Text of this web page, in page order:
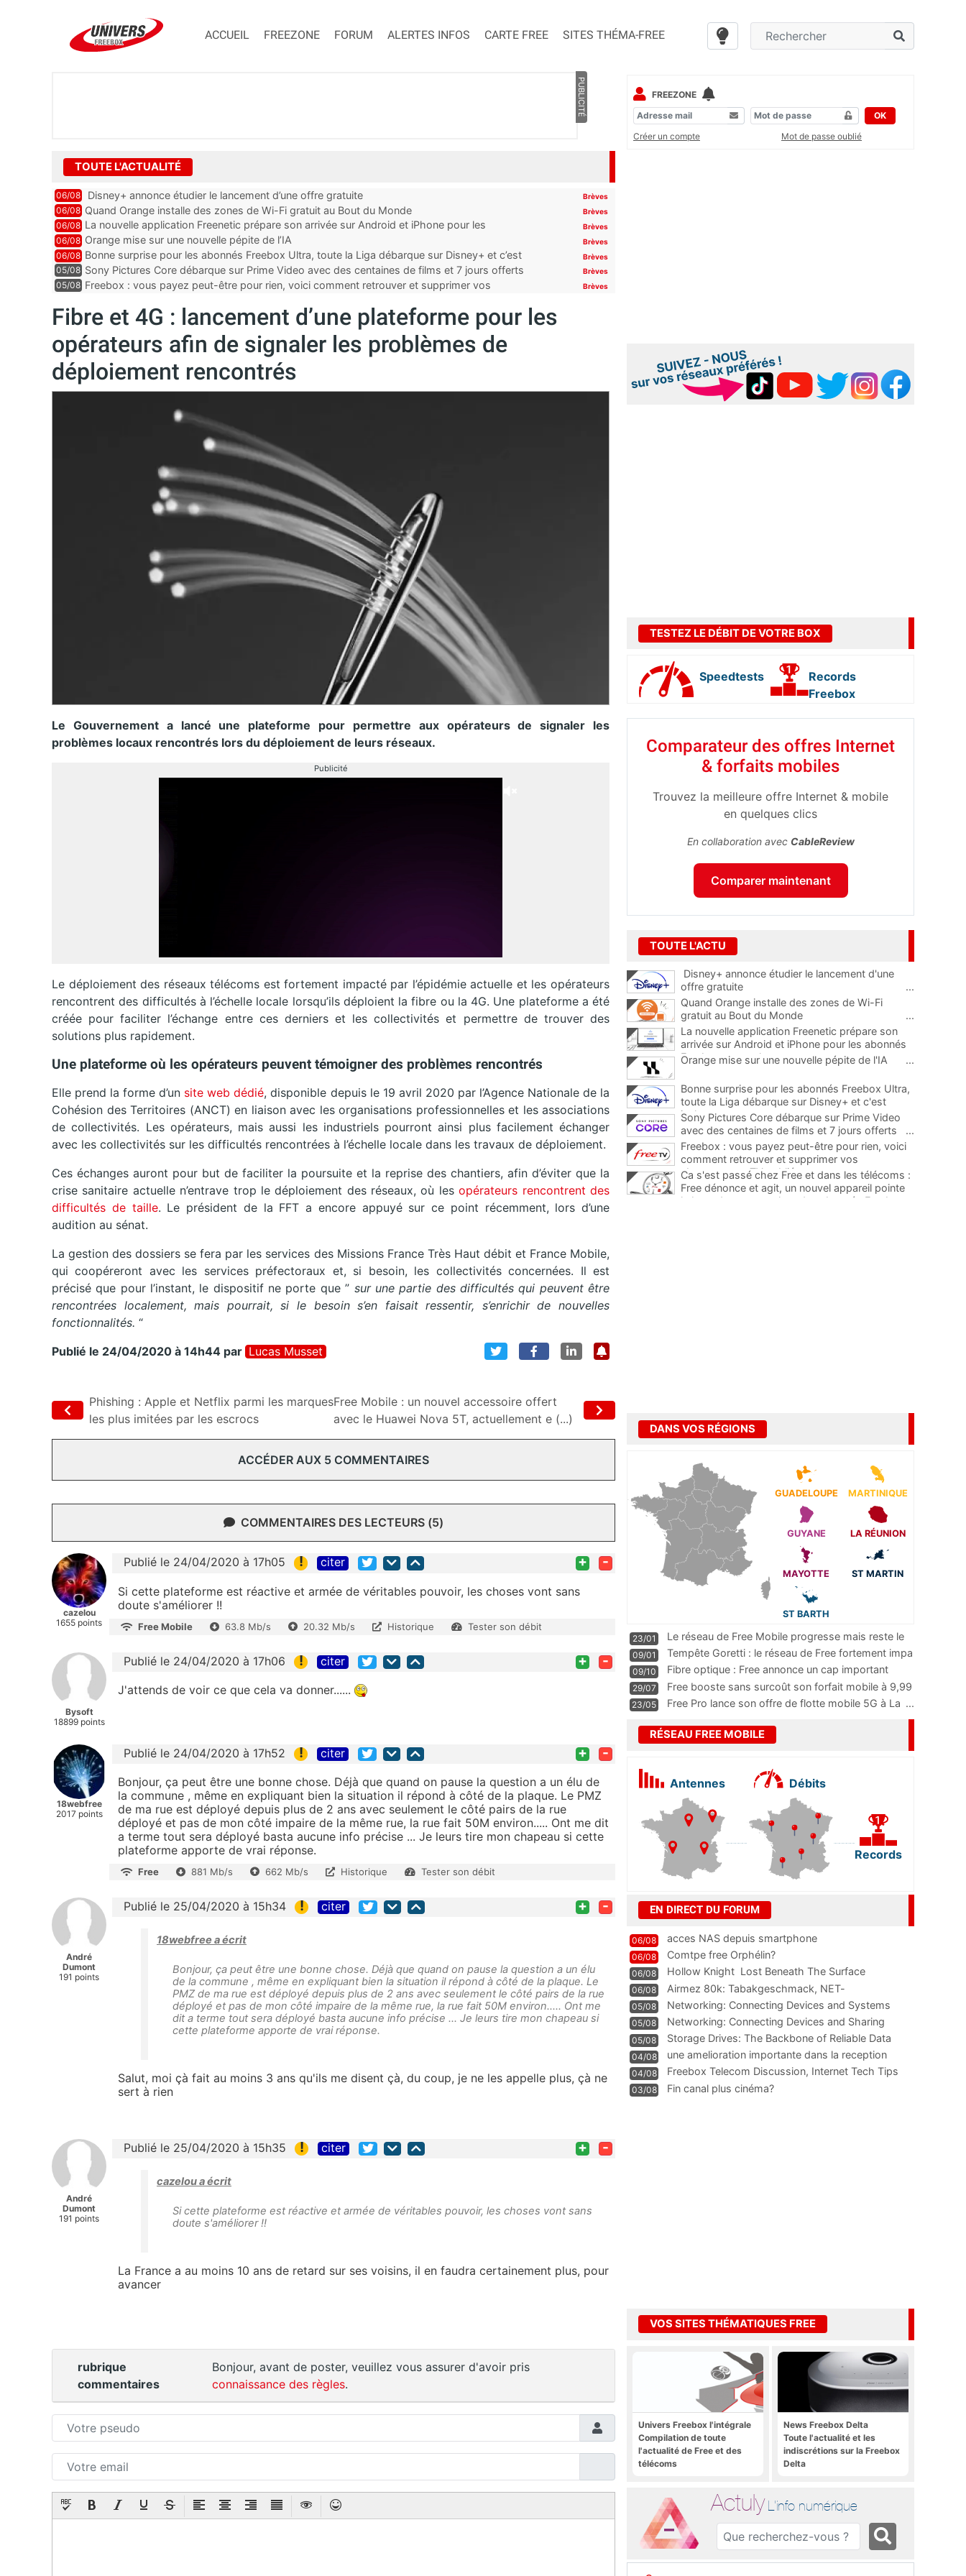
ACCUEIL FREEZONE FORUM ALERTES INFOS CARTE FREE SITES THÉMA-FREE
PUBLICITÉ
TOUTE L'ACTUALITÉ
06/08 Disney+ annonce étudier le lancement d’une offre gratuite Brèves
06/08 Quand Orange installe des zones de Wi-Fi gratuit au Bout du Monde Brèves
06/08 La nouvelle application Freenetic prépare son arrivée sur Android et iPhone pour les
abonnés Freebox, testez la
Brèves
06/08 Orange mise sur une nouvelle pépite de l’IA Brèves
06/08 Bonne surprise pour les abonnés Freebox Ultra, toute la Liga débarque sur Disney+ et c’est
inclus
Brèves
05/08 Sony Pictures Core débarque sur Prime Video avec des centaines de films et 7 jours offerts Brèves
05/08 Freebox : vous payez peut-être pour rien, voici comment retrouver et supprimer vos
Brèves
Fibre et 4G : lancement d’une plateforme pour les
opérateurs afin de signaler les problèmes de
déploiement rencontrés
Le Gouvernement a lancé une plateforme pour permettre aux opérateurs de signaler les
problèmes locaux rencontrés lors du déploiement de leurs réseaux.
Publicité
Le déploiement des réseaux télécoms est fortement impacté par l’épidémie actuelle et les opérateurs
rencontrent des difficultés à l’échelle locale lorsqu’ils déploient la fibre ou la 4G. Une plateforme a été
créée pour faciliter l’échange entre ces derniers et les collectivités et permettre de trouver des
solutions plus rapidement.
Une plateforme où les opérateurs peuvent témoigner des problèmes rencontrés
Elle prend la forme d’un site web dédié, disponible depuis le 19 avril 2020 par l’Agence Nationale de la
Cohésion des Territoires (ANCT) en liaison avec les organisations professionnelles et les associations
de collectivités. Les opérateurs, mais aussi les industriels pourront ainsi plus facilement échanger
avec les collectivités sur les difficultés rencontrées à l’échelle locale dans les travaux de déploiement.
Ces échanges auront pour but de faciliter la poursuite et la reprise des chantiers, afin d’éviter que la
crise sanitaire actuelle n’entrave trop le déploiement des réseaux, où lesopérateurs rencontrent des
difficultés de taille. Le président de la FFT a encore appuyé sur ce point récemment, lors d’une
audition au sénat.
La gestion des dossiers se fera par les services des Missions France Très Haut débit et France Mobile,
qui coopéreront avec les services préfectoraux et, si besoin, les collectivités concernées. Il est
précisé que pour l’instant, le dispositif ne porte que ” sur une partie des difficultés qui peuvent être
rencontrées localement, mais pourrait, si le besoin s’en faisait ressentir, s’enrichir de nouvelles
fonctionnalités. “
Publié le 24/04/2020 à 14h44 par Lucas Musset
Phishing : Apple et Netflix parmi les marques
les plus imitées par les escrocs
Free Mobile : un nouvel accessoire offert
avec le Huawei Nova 5T, actuellement e (...)
ACCÉDER AUX 5 COMMENTAIRES
COMMENTAIRES DES LECTEURS (5)
cazelou
1655 points
Publié le 24/04/2020 à 17h05 ! citer + -
Si cette plateforme est réactive et armée de véritables pouvoir, les choses vont sans
doute s'améliorer !!
Free Mobile 63.8 Mb/s 20.32 Mb/s Historique Tester son débit
Bysoft
18899 points
Publié le 24/04/2020 à 17h06 ! citer + -
J'attends de voir ce que cela va donner......
18webfree
2017 points
Publié le 24/04/2020 à 17h52 ! citer + -
Bonjour, ça peut être une bonne chose. Déjà que quand on pause la question a un élu de
la commune , même en expliquant bien la situation il répond à côté de la plaque. Le PMZ
de ma rue est déployé depuis plus de 2 ans avec seulement le côté pairs de la rue
déployé et pas de mon côté impaire de la même rue, la rue fait 50M environ..... Ont me dit
a terme tout sera déployé basta aucune info précise ... Je leurs tire mon chapeau si cette
plateforme apporte de vrai réponse.
Free 881 Mb/s 662 Mb/s Historique Tester son débit
André
Dumont
191 points
Publié le 25/04/2020 à 15h34 ! citer + -
18webfree a écrit
Bonjour, ça peut être une bonne chose. Déjà que quand on pause la question a un élu
de la commune , même en expliquant bien la situation il répond à côté de la plaque. Le
PMZ de ma rue est déployé depuis plus de 2 ans avec seulement le côté pairs de la rue
déployé et pas de mon côté impaire de la même rue, la rue fait 50M environ..... Ont me
dit a terme tout sera déployé basta aucune info précise ... Je leurs tire mon chapeau si
cette plateforme apporte de vrai réponse.
Salut, moi çà fait au moins 3 ans qu'ils me disent çà, du coup, je ne les appelle plus, çà ne
sert à rien
André
Dumont
191 points
Publié le 25/04/2020 à 15h35 ! citer + -
cazelou a écrit
Si cette plateforme est réactive et armée de véritables pouvoir, les choses vont sans
doute s'améliorer !!
La France a au moins 10 ans de retard sur ses voisins, il en faudra certainement plus, pour
avancer
rubrique
commentaires
Bonjour, avant de poster, veuillez vous assurer d'avoir pris
connaissance des règles.
FREEZONE
OK
Créer un compte
Mot de passe oublié
TESTEZ LE DÉBIT DE VOTRE BOX
Speedtests
Records
Freebox
Comparateur des offres Internet
& forfaits mobiles
Trouvez la meilleure offre Internet & mobile
en quelques clics
En collaboration avec CableReview
Comparer maintenant
TOUTE L'ACTU
Disney+ annonce étudier le lancement d'une
offre gratuite
...
Quand Orange installe des zones de Wi-Fi
gratuit au Bout du Monde
...
La nouvelle application Freenetic prépare son
arrivée sur Android et iPhone pour les abonnés
Freebox, testez la
Orange mise sur une nouvelle pépite de l'IA ...
Bonne surprise pour les abonnés Freebox Ultra,
toute la Liga débarque sur Disney+ et c'est
inclus
Sony Pictures Core débarque sur Prime Video
avec des centaines de films et 7 jours offerts
...
Freebox : vous payez peut-être pour rien, voici
comment retrouver et supprimer vos
abonnements TV oubliés
...
Ca s'est passé chez Free et dans les télécoms :
Free dénonce et agit, un nouvel appareil pointe
le bout de son nez chez des abonnés Freebox...
DANS VOS RÉGIONS
GUADELOUPE MARTINIQUE
GUYANE LA RÉUNION
MAYOTTE ST MARTIN
ST BARTH
23/01
Le réseau de Free Mobile progresse mais reste le
m
...
09/01
Tempête Goretti : le réseau de Free fortement impa
09/10
Fibre optique : Free annonce un cap important
pass
...
29/07
Free booste sans surcoût son forfait mobile à 9,99
23/05 Free Pro lance son offre de flotte mobile 5G à La ...
RÉSEAU FREE MOBILE
Antennes Débits
Records
EN DIRECT DU FORUM
06/08 acces NAS depuis smartphone
06/08 Comtpe free Orphélin?
06/08 Hollow Knight  Lost Beneath The Surface
06/08
Airmez 80k: Tabakgeschmack, NET-
Technologie und Leistung im
05/08 Networking: Connecting Devices and Systems
05/08
Networking: Connecting Devices and Sharing
Information
05/08
Storage Drives: The Backbone of Reliable Data
Management
04/08
une amelioration importante dans la reception
WIFI
04/08
Freebox Telecom Discussion, Internet Tech Tips
Communi
03/08 Fin canal plus cinéma?
VOS SITES THÉMATIQUES FREE
Univers Freebox l'intégrale
Compilation de toute
l'actualité de Free et des
télécoms
News Freebox Delta
Toute l'actualité et les
indiscrétions sur la Freebox
Delta
Actuly L'info numérique